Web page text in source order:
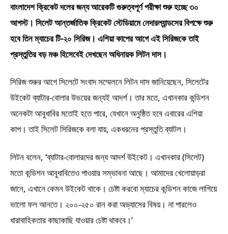
বাংলাদেশ ক্রিকেট দলের জন্য আরেকটি গুরুত্বপূর্ণ পরীক্ষা শুরু হচ্ছে ৩০
আগস্ট। সিলেট আন্তর্জাতিক ক্রিকেট স্টেডিয়ামে নেদারল্যান্ডসের বিপক্ষে শুরু
হবে তিন ম্যাচের টি-২০ সিরিজ। এশিয়া কাপের আগে এই সিরিজকে তাই
প্রস্তুতির বড় মঞ্চ হিসেবেই দেখছেন অধিনায়ক লিটন দাস।
সিরিজ শুরুর আগে সিলেটে সংবাদ সম্মেলনে লিটন দাস জানিয়েছেন, সিলেটের
উইকেট ব্যাটার-বোলার উভয়ের জন্যই আদর্শ। তার মতে, এখানকার কন্ডিশন
অনেকটা আবুধাবির মতোই হতে পারে, যেখানে অনুষ্ঠিত হবে এবারের এশিয়া
কাপ। তাই সিলেট সিরিজকে বলা যায়, একধরনের প্রস্তুতি ব্যাটল।
লিটন বলেন, ‘ব্যাটার-বোলারদের জন্য আদর্শ উইকেট। এখানকার (সিলেট)
মতো কন্ডিশন আবুধাবিতেও পাওয়ার সম্ভাবনা আছে। আমাদের খেলোয়াড়রা
জানে, এখানে কেমন উইকেট থাকে। চেষ্টা করবো ম্যাচের কন্ডিশন কাজে লাগিয়ে
ভালো ফল আনতে। ২০০-২৫০ রান করা অভ্যাসের বিষয়। না পারলেও
ধারাবাহিকতার কাছাকাছি যাওয়ার চেষ্টা থাকবে।’